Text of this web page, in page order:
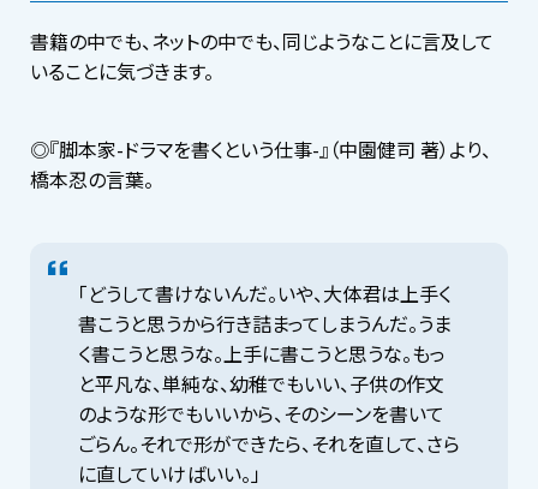
書籍の中でも、ネットの中でも、同じようなことに言及して
いることに気づきます。
◎『脚本家-ドラマを書くという仕事-』（中園健司 著）より、
橋本忍の言葉。
「どうして書けないんだ。いや、大体君は上手く
書こうと思うから行き詰まってしまうんだ。うま
く書こうと思うな。上手に書こうと思うな。もっ
と平凡な、単純な、幼稚でもいい、子供の作文
のような形でもいいから、そのシーンを書いて
ごらん。それで形ができたら、それを直して、さら
に直していけばいい。」